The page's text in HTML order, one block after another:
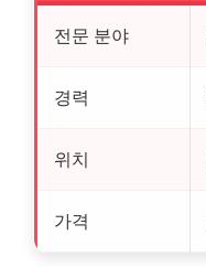
전문 분야
경력
위치
가격